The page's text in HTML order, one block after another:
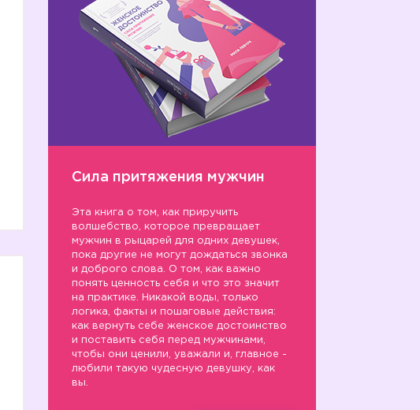
Сила притяжения мужчин
Эта книга о том, как приручить
волшебство, которое превращает
мужчин в рыцарей для одних девушек,
пока другие не могут дождаться звонка
и доброго слова. О том, как важно
понять ценность себя и что это значит
на практике. Никакой воды, только
логика, факты и пошаговые действия:
как вернуть себе женское достоинство
и поставить себя перед мужчинами,
чтобы они ценили, уважали и, главное -
любили такую чудесную девушку, как
вы.